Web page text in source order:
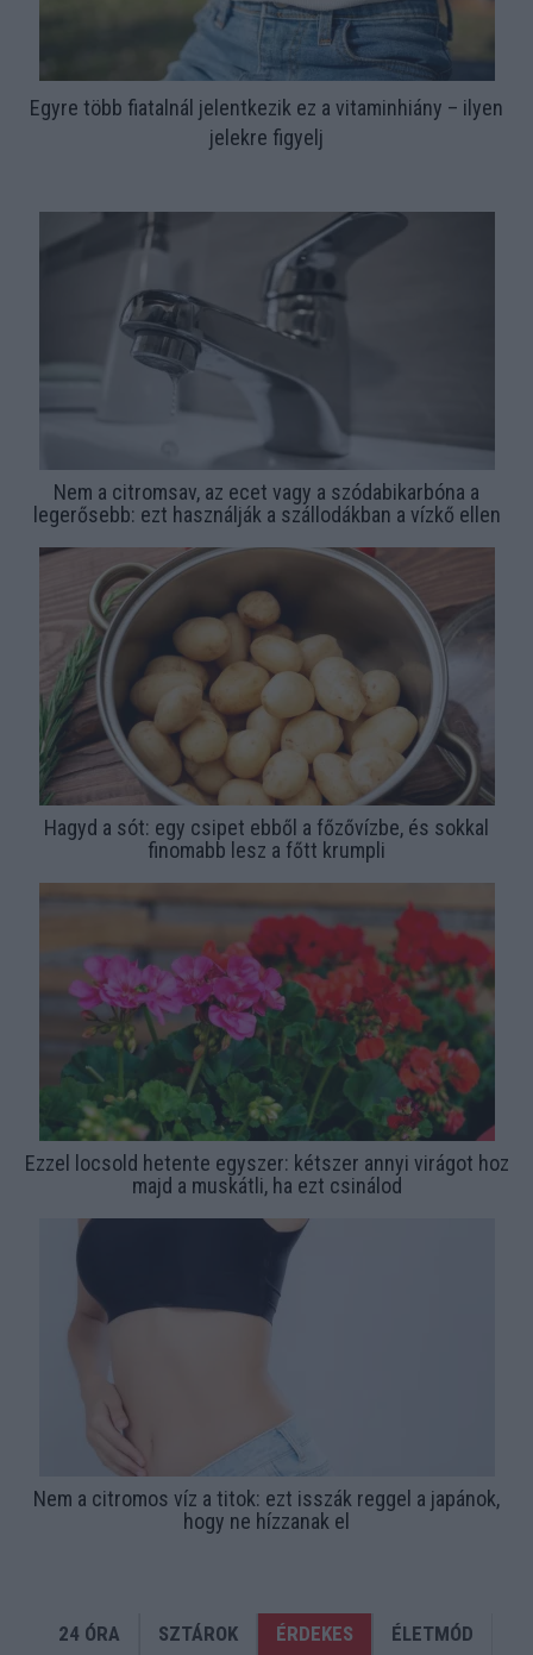
Egyre több fiatalnál jelentkezik ez a vitaminhiány – ilyen
jelekre figyelj
Nem a citromsav, az ecet vagy a szódabikarbóna a
legerősebb: ezt használják a szállodákban a vízkő ellen
Hagyd a sót: egy csipet ebből a főzővízbe, és sokkal
finomabb lesz a főtt krumpli
Ezzel locsold hetente egyszer: kétszer annyi virágot hoz
majd a muskátli, ha ezt csinálod
Nem a citromos víz a titok: ezt isszák reggel a japánok,
hogy ne hízzanak el
24 ÓRA SZTÁROK ÉRDEKES ÉLETMÓD